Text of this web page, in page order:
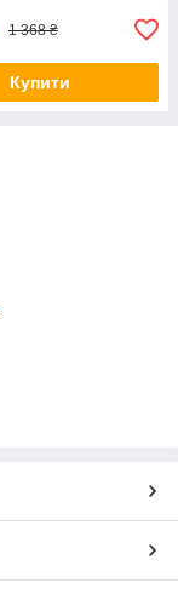
1 368 ₴
Купити